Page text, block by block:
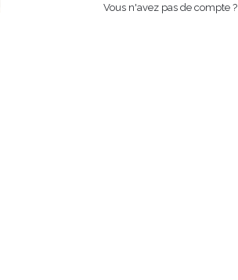
Vous n'avez pas de compte ?